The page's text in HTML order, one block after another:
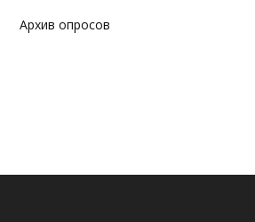
Архив опросов